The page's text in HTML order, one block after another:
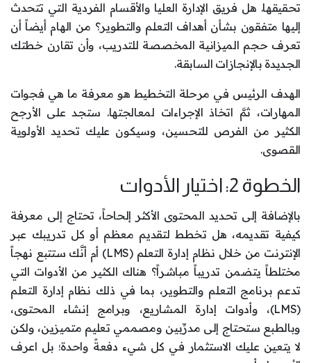
تحقيقها. هل فريق الإدارة العليا والأقسام الفردية التي تتحدث
إليها متفقون بشأن أهداف التعلم والتطوير؟ من الهام أيضاً أن
تعرف حجم الميزانية المخصصة للتدريب، وأن تقارن خطتك
الجديدة بالإنجازات السابقة.
الهدف الرئيس في مرحلة التخطيط هو معرفة ما هي فجوات
المهارات، ثمَّ اتخاذ الإجراءات لمعالجتها. ستجد على الأرجح
الكثير من الفرص للتحسين، وسيكون عليك تحديد الأولوية
القصوى.
الخطوة 2: اختيار الأدوات
بالإضافة إلى تحديد المحتوى الأكثر إلحاحاً، تحتاج إلى معرفة
كيفية تقديمه، هل تخطط لتقديم معظم أو كل تدريبك عبر
الإنترنت من خلال نظام إدارة التعلم (LMS) أم أنَّك ستتبع نهجاً
مختلطاً يتضمن تدريباً مباشراً؟ هناك الكثير من الأدوات التي
تدعم برنامج التعلم والتطوير، بما في ذلك نظام إدارة التعلم
(LMS)، وأدوات إدارة المشاريع، وبرامج إنشاء المحتوى،
وبالطبع ستحتاج إلى مدرِّبين ومصممي تعليم متميزين، ولكن
لا يتعين عليك الاستثمار في كل شيء دفعةً واحدة؛ بل اعرف